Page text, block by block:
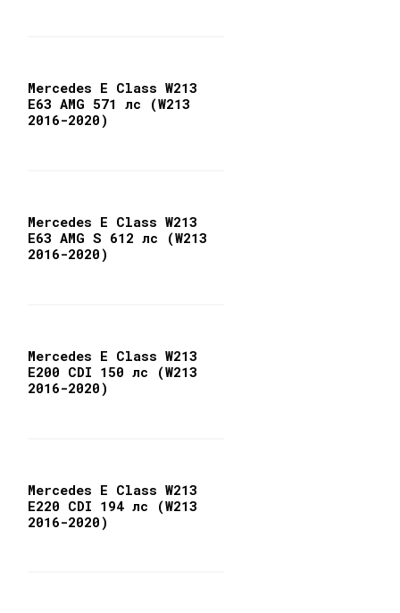
Mercedes E Class W213
E63 AMG 571 лс (W213
2016-2020)
Mercedes E Class W213
E63 AMG S 612 лс (W213
2016-2020)
Mercedes E Class W213
E200 CDI 150 лс (W213
2016-2020)
Mercedes E Class W213
E220 CDI 194 лс (W213
2016-2020)